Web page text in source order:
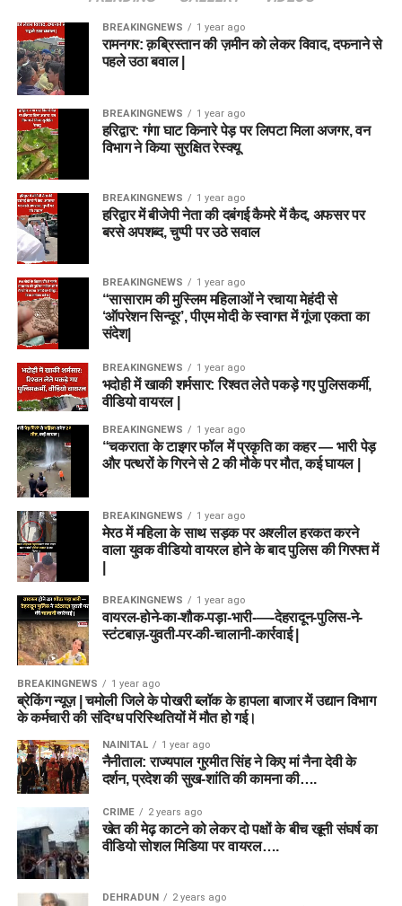
BREAKINGNEWS 1 year ago
रामनगर: क़ब्रिस्तान की ज़मीन को लेकर विवाद, दफनाने से
पहले उठा बवाल |
BREAKINGNEWS 1 year ago
हरिद्वार: गंगा घाट किनारे पेड़ पर लिपटा मिला अजगर, वन
विभाग ने किया सुरक्षित रेस्क्यू
BREAKINGNEWS 1 year ago
हरिद्वार में बीजेपी नेता की दबंगई कैमरे में कैद, अफसर पर
बरसे अपशब्द, चुप्पी पर उठे सवाल
BREAKINGNEWS 1 year ago
“सासाराम की मुस्लिम महिलाओं ने रचाया मेहंदी से
‘ऑपरेशन सिन्दूर’, पीएम मोदी के स्वागत में गूंजा एकता का
संदेश|
BREAKINGNEWS 1 year ago
भदोही में खाकी शर्मसार: रिश्वत लेते पकड़े गए पुलिसकर्मी,
वीडियो वायरल |
BREAKINGNEWS 1 year ago
“चकराता के टाइगर फॉल में प्रकृति का कहर — भारी पेड़
और पत्थरों के गिरने से 2 की मौके पर मौत, कई घायल |
BREAKINGNEWS 1 year ago
मेरठ में महिला के साथ सड़क पर अश्लील हरकत करने
वाला युवक वीडियो वायरल होने के बाद पुलिस की गिरफ्त में
BREAKINGNEWS 1 year ago
वायरल-होने-का-शौक-पड़ा-भारी-—-देहरादून-पुलिस-ने-
स्टंटबाज़-युवती-पर-की-चालानी-कार्रवाई |
BREAKINGNEWS 1 year ago
ब्रेकिंग न्यूज़ | चमोली जिले के पोखरी ब्लॉक के हापला बाजार में उद्यान विभाग
के कर्मचारी की संदिग्ध परिस्थितियों में मौत हो गई।
NAINITAL 1 year ago
नैनीताल: राज्यपाल गुरमीत सिंह ने किए मां नैना देवी के
दर्शन, प्रदेश की सुख-शांति की कामना की….
CRIME 2 years ago
खेत की मेढ़ काटने को लेकर दो पक्षों के बीच खूनी संघर्ष का
वीडियो सोशल मिडिया पर वायरल….
DEHRADUN 2 years ago